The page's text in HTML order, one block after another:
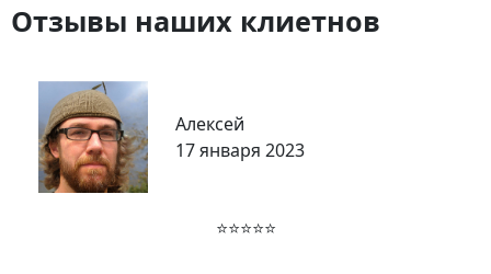
Отзывы наших клиетнов
Алексей
17 января 2023
⭐⭐⭐⭐⭐